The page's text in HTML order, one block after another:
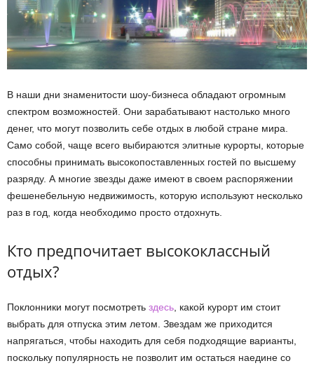
В наши дни знаменитости шоу-бизнеса обладают огромным
спектром возможностей. Они зарабатывают настолько много
денег, что могут позволить себе отдых в любой стране мира.
Само собой, чаще всего выбираются элитные курорты, которые
способны принимать высокопоставленных гостей по высшему
разряду. А многие звезды даже имеют в своем распоряжении
фешенебельную недвижимость, которую используют несколько
раз в год, когда необходимо просто отдохнуть.
Кто предпочитает высококлассный
отдых?
Поклонники могут посмотреть здесь , какой курорт им стоит
выбрать для отпуска этим летом. Звездам же приходится
напрягаться, чтобы находить для себя подходящие варианты,
поскольку популярность не позволит им остаться наедине со